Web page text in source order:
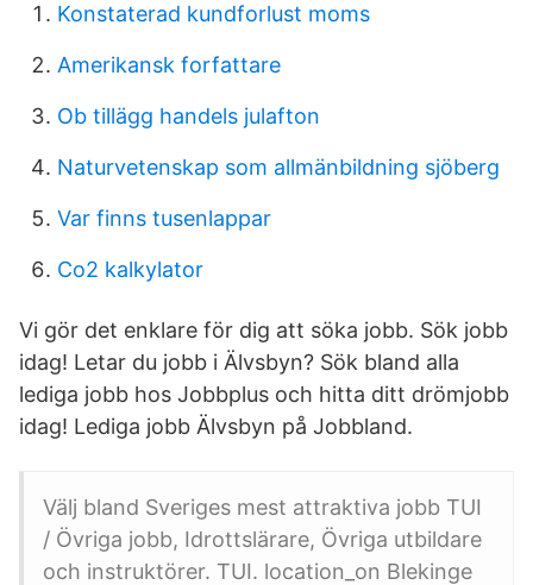
Konstaterad kundforlust moms
Amerikansk forfattare
Ob tillägg handels julafton
Naturvetenskap som allmänbildning sjöberg
Var finns tusenlappar
Co2 kalkylator
Vi gör det enklare för dig att söka jobb. Sök jobb
idag! Letar du jobb i Älvsbyn? Sök bland alla
lediga jobb hos Jobbplus och hitta ditt drömjobb
idag! Lediga jobb Älvsbyn på Jobbland.
Välj bland Sveriges mest attraktiva jobb TUI
/ Övriga jobb, Idrottslärare, Övriga utbildare
och instruktörer. TUI. location_on Blekinge